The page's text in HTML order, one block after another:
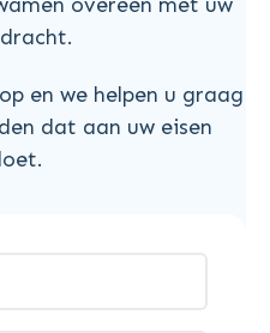
en we helpen u graag
dat aan uw eisen